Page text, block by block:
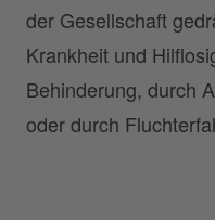
der Gesellschaft
Krankheit und
Behinderung, durch
oder durch